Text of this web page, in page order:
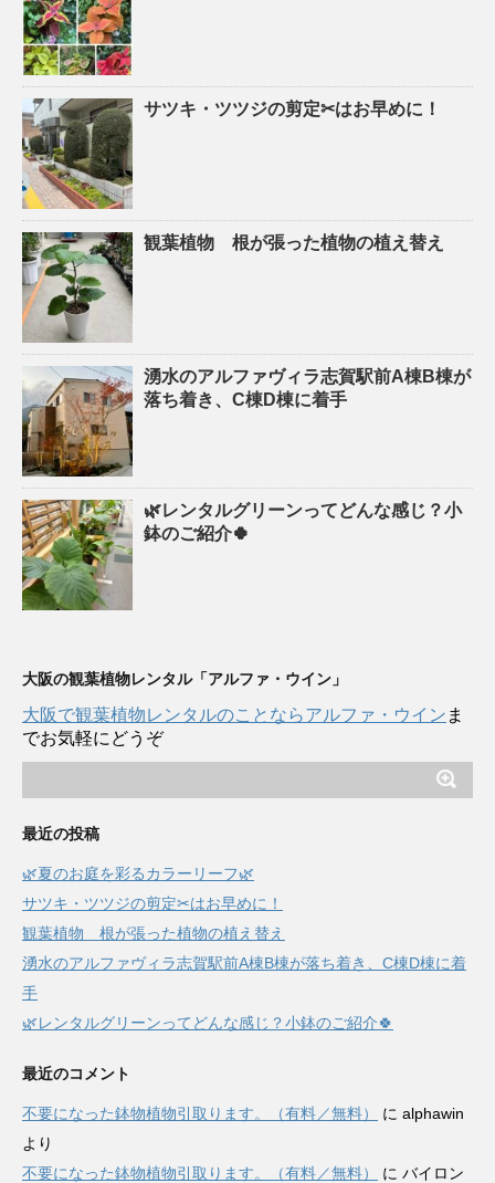
サツキ・ツツジの剪定✂はお早めに！
観葉植物 根が張った植物の植え替え
湧水のアルファヴィラ志賀駅前A棟B棟が
落ち着き、C棟D棟に着手
🌿レンタルグリーンってどんな感じ？小
鉢のご紹介🍀
大阪の観葉植物レンタル「アルファ・ウイン」
大阪で観葉植物レンタルのことならアルファ・ウイン ま
でお気軽にどうぞ
最近の投稿
🌿夏のお庭を彩るカラーリーフ🌿
サツキ・ツツジの剪定✂はお早めに！
観葉植物 根が張った植物の植え替え
湧水のアルファヴィラ志賀駅前A棟B棟が落ち着き、C棟D棟に着
手
🌿レンタルグリーンってどんな感じ？小鉢のご紹介🍀
最近のコメント
不要になった鉢物植物引取ります。（有料／無料） に alphawin
より
不要になった鉢物植物引取ります。（有料／無料）
に バイロン